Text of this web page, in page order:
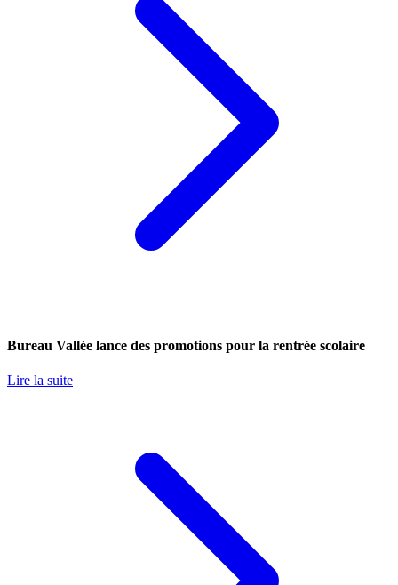
Bureau Vallée lance des promotions pour la rentrée scolaire
Lire la suite